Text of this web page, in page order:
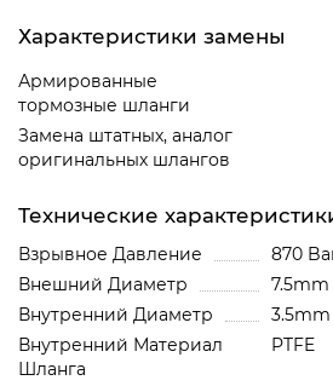
Характеристики замены
Армированные
тормозные шланги
Замена штатных, аналог
оригинальных шлангов
Технические
Взрывное Давление
870
Внешний Диаметр
7.5mm
Внутренний Диаметр
3.5mm
Внутренний Материал
Шланга
PTFE